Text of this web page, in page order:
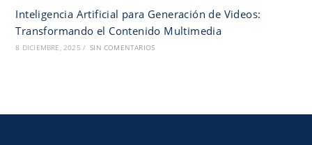
Inteligencia Artificial para Generación de Videos:
Transformando el Contenido Multimedia
8 DICIEMBRE, 2025 / SIN COMENTARIOS